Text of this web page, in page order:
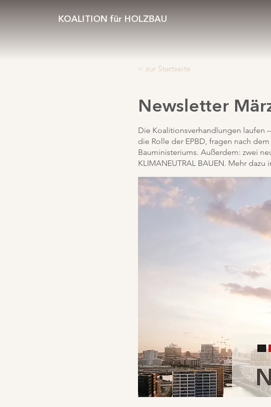
KOALITION für HOLZBAU
< zur Startseite
Newsletter
Die Koalitionsverhandlungen laufen
die Rolle der EPBD, fragen nach
Bauministeriums. Außerdem: zwei
KLIMANEUTRAL BAUEN. Mehr dazu